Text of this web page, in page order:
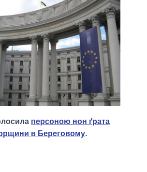
персоною нон ґрата
в Береговому.